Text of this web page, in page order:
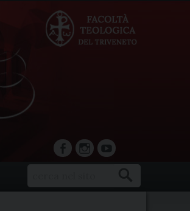
facebookInstagram
YouTube